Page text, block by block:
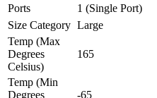
Ports
1 (Single Port)
Size Category Large
Temp (Max
Degrees
Celsius)
165
Temp (Min
Degrees
-65